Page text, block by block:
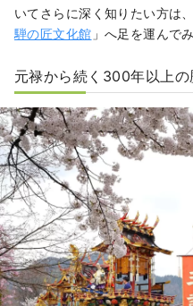
いてさらに深く知りたい方は
騨の匠文化館 」へ足を運んで
元禄から続く300年以上の